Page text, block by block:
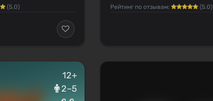
(5.0) Рейтинг по отзывам: (5.0)
12+
2–5